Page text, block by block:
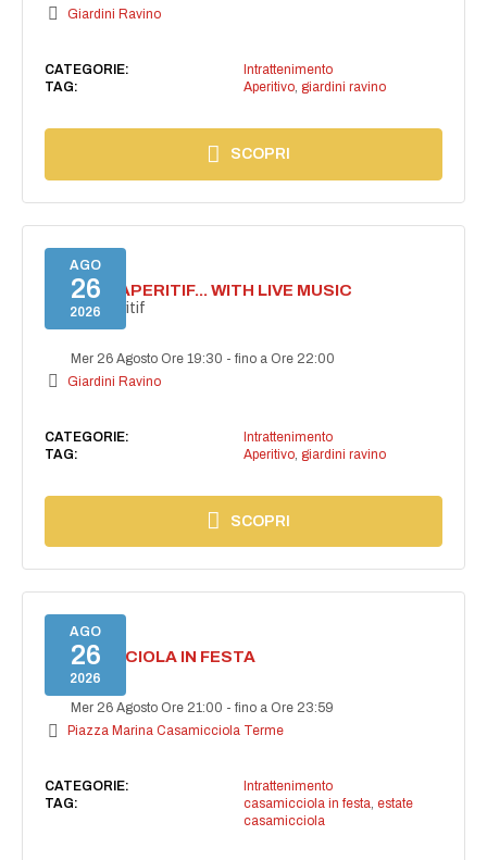
Giardini Ravino
CATEGORIE:
Intrattenimento
TAG:
Aperitivo, giardini ravino
SCOPRI
AGO
26
2026
SECRET APERITIF... WITH LIVE MUSIC
Secret aperitif
Mer 26 Agosto Ore 19:30 -fino a Ore 22:00
Giardini Ravino
CATEGORIE:
Intrattenimento
TAG:
Aperitivo, giardini ravino
SCOPRI
AGO
26
2026
CASAMICCIOLA IN FESTA
Mer 26 Agosto Ore 21:00 -fino a Ore 23:59
Piazza Marina Casamicciola Terme
CATEGORIE:
Intrattenimento
TAG:
casamicciola in festa, estate
casamicciola